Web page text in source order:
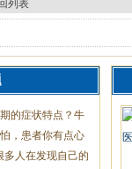
列表
的症状特点？牛
，患者你有点心
多人在发现自己的